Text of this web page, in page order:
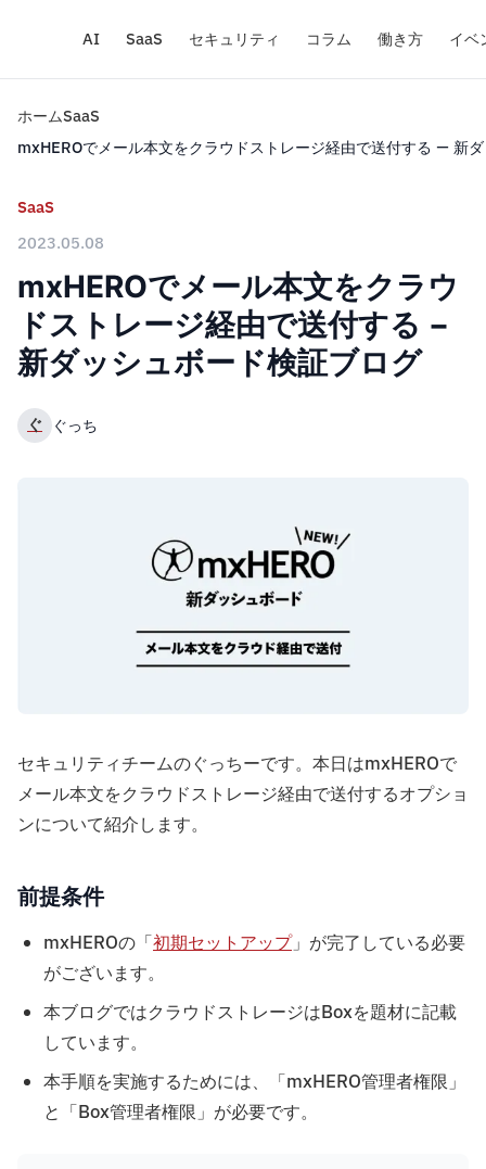
AI SaaS セキュリティ コラム 働き方 イベ
ホームSaaS
mxHEROでメール本文をクラウドストレージ経由で送付する − 新
SaaS
2023.05.08
mxHEROでメール本文をクラウ
ドストレージ経由で送付する −
新ダッシュボード検証ブログ
ぐ ぐっち
セキュリティチームのぐっちーです。本日はmxHEROで
メール本文をクラウドストレージ経由で送付するオプショ
ンについて紹介します。
前提条件
mxHEROの「初期セットアップ」が完了している必要
がございます。
本ブログではクラウドストレージはBoxを題材に記載
しています。
本手順を実施するためには、「mxHERO管理者権限」
と「Box管理者権限」が必要です。